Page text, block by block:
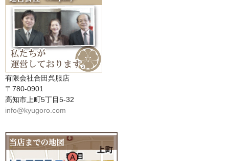
有限会社合田呉服店
〒780-0901
高知市上町5丁目5-32
info@kyugoro.com